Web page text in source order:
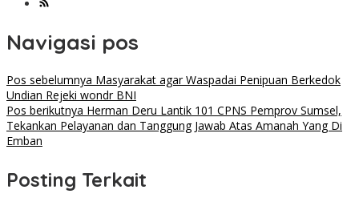
Navigasi pos
Pos sebelumnya Masyarakat agar Waspadai Penipuan Berkedok
Undian Rejeki wondr BNI
Pos berikutnya Herman Deru Lantik 101 CPNS Pemprov Sumsel,
Tekankan Pelayanan dan Tanggung Jawab Atas Amanah Yang Di
Emban
Posting Terkait